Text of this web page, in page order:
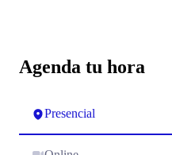
Agenda tu hora
Presencial